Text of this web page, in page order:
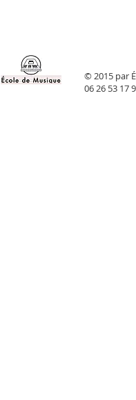
© 2015 par
06 26 53 17